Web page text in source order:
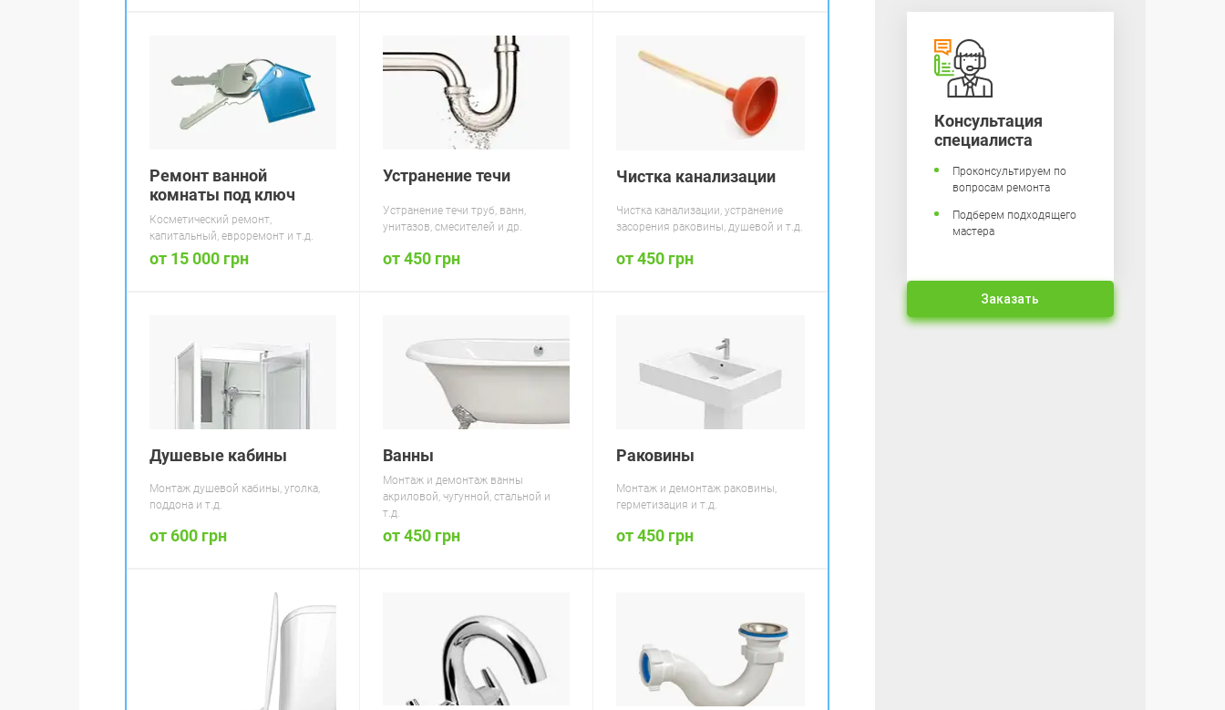
Ремонт ванной
комнаты под ключ
Косметический ремонт,
капитальный, евроремонт и т.д.
от 15 000 грн
Устранение течи
Устранение течи труб, ванн,
унитазов, смесителей и др.
от 450 грн
Чистка канализации
Чистка канализации, устранение
засорения раковины, душевой и т.д.
от 450 грн
Душевые кабины
Монтаж душевой кабины, уголка,
поддона и т.д.
от 600 грн
Ванны
Монтаж и демонтаж ванны
акриловой, чугунной, стальной и
т.д.
от 450 грн
Раковины
Монтаж и демонтаж раковины,
герметизация и т.д.
от 450 грн
Консультация
специалиста
Проконсультируем по
вопросам ремонта
Подберем подходящего
мастера
Заказать